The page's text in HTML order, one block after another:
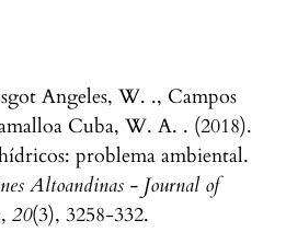
Angeles, W. ., Campos
Cuba, W. A. . (2018).
problema ambiental.
Altoandinas - Journal of
, 20(3), 3258-332.